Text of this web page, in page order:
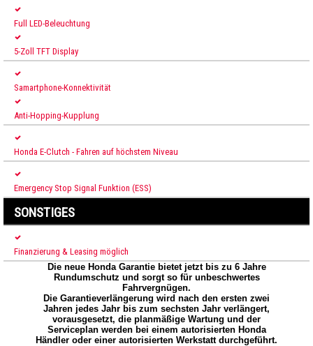
Full LED-Beleuchtung
5-Zoll TFT Display
Samartphone-Konnektivität
Anti-Hopping-Kupplung
Honda E-Clutch - Fahren auf höchstem Niveau
Emergency Stop Signal Funktion (ESS)
SONSTIGES
Finanzierung & Leasing möglich
Die neue Honda Garantie bietet jetzt bis zu 6 Jahre
Rundumschutz und sorgt so für unbeschwertes
Fahrvergnügen.
Die Garantieverlängerung wird nach den ersten zwei
Jahren jedes Jahr bis zum sechsten Jahr verlängert,
vorausgesetzt, die planmäßige Wartung und der
Serviceplan werden bei einem autorisierten Honda
Händler oder einer autorisierten Werkstatt durchgeführt.